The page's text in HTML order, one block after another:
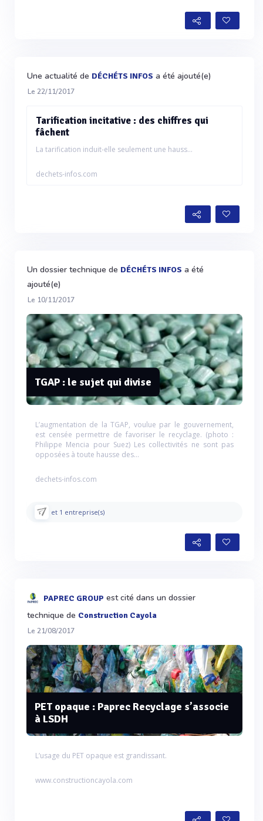
Une actualité de DÉCHÉTS INFOS a été ajouté(e)
Le 22/11/2017
Tarification incitative : des chiffres qui
fâchent
La tarification induit-elle seulement une hauss...
dechets-infos.com
Un dossier technique de DÉCHÉTS INFOS a été
ajouté(e)
Le 10/11/2017
TGAP : le sujet qui divise
L’augmentation de la TGAP, voulue par le gouvernement,
est censée permettre de favoriser le recyclage. (photo :
Philippe Mencia pour Suez) Les collectivités ne sont pas
opposées à toute hausse des...
dechets-infos.com
et 1 entreprise(s)
PAPREC GROUP est cité dans un dossier
technique de Construction Cayola
Le 21/08/2017
PET opaque : Paprec Recyclage s’associe
à LSDH
L’usage du PET opaque est grandissant.
www.constructioncayola.com